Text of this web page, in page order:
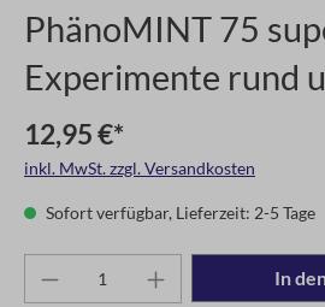
PhänoMINT 75
Experimente rund
12,95 €*
inkl. MwSt. zzgl. Versandkosten
Sofort verfügbar, Lieferzeit: 2-5 Tage
In